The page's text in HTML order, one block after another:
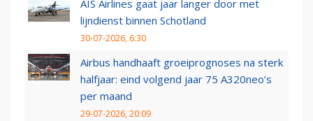
AIS Airlines gaat jaar langer door met
lijndienst binnen Schotland
30-07-2026, 6:30
Airbus handhaaft groeiprognoses na sterk
halfjaar: eind volgend jaar 75 A320neo’s
per maand
29-07-2026, 20:09